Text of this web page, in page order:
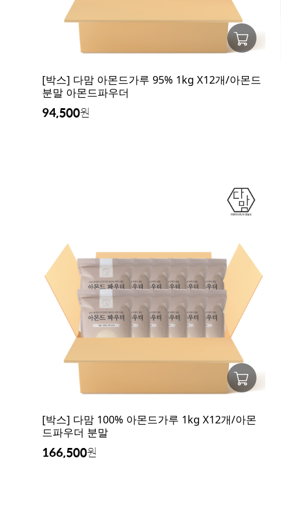
[박스] 다맘 아몬드가루 95% 1kg X12개/아몬드
분말 아몬드파우더
94,500원
[박스] 다맘 100% 아몬드가루 1kg X12개/아몬
드파우더 분말
166,500원